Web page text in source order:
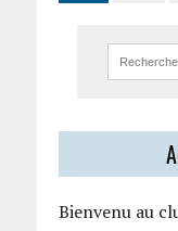
Bienvenu au